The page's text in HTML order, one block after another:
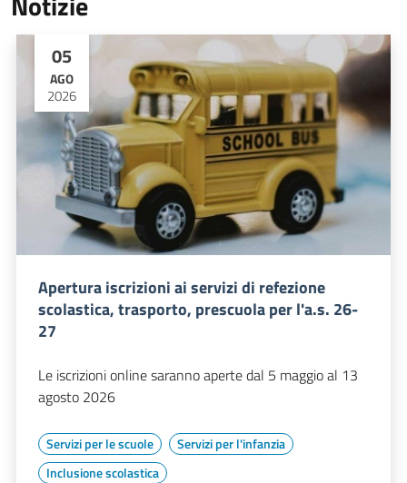
05
AGO
2026
Apertura iscrizioni ai servizi di refezione
scolastica, trasporto, prescuola per l'a.s. 26-
27
Le iscrizioni online saranno aperte dal 5 maggio al 13
agosto 2026
Servizi per le scuole
Servizi per l'infanzia
Inclusione scolastica